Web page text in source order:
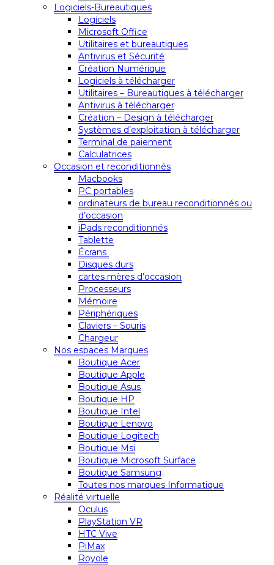
Logiciels-Bureautiques
Logiciels
Microsoft Office
Utilitaires et bureautiques
Antivirus et Sécurité
Création Numérique
Logiciels à télécharger
Utilitaires – Bureautiques à télécharger
Antivirus à télécharger
Création – Design à télécharger
Systèmes d’exploitation à télécharger
Terminal de paiement
Calculatrices
Occasion et reconditionnés
Macbooks
PC portables
ordinateurs de bureau reconditionnés ou
d’occasion
iPads reconditionnés
Tablette
Écrans
Disques durs
cartes mères d’occasion
Processeurs
Mémoire
Périphériques
Claviers – Souris
Chargeur
Nos espaces Marques
Boutique Acer
Boutique Apple
Boutique Asus
Boutique HP
Boutique Intel
Boutique Lenovo
Boutique Logitech
Boutique Msi
Boutique Microsoft Surface
Boutique Samsung
Toutes nos marques Informatique
Réalité virtuelle
Oculus
PlayStation VR
HTC Vive
PiMax
Royole